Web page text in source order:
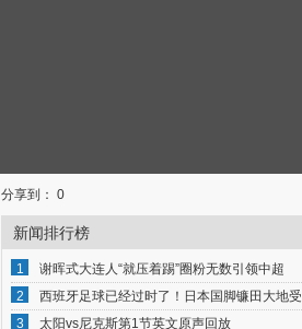
分享到： 0
新闻排行榜
1
谢晖式大连人“就压着踢”圈粉无数引领中超
2
西班牙足球已经过时了！日本国脚镰田大地受
3
太阳vs尼克斯第1节英文原声回放